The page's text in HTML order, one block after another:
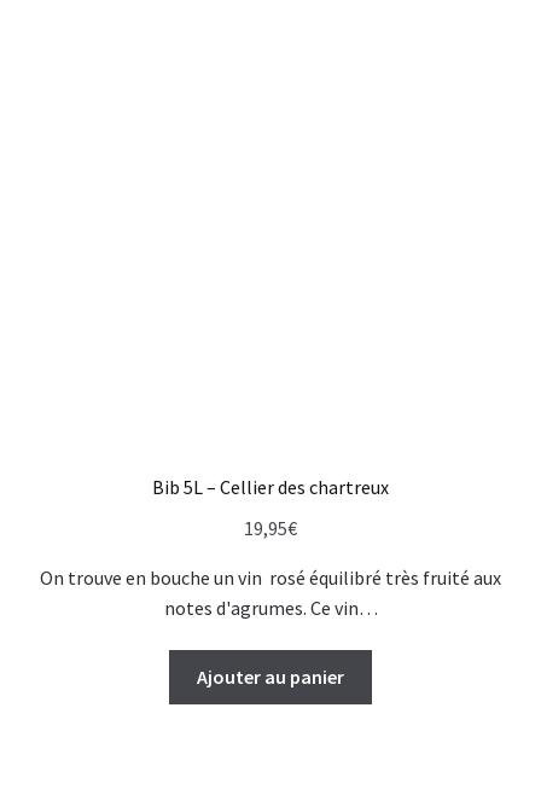
Bib 5L – Cellier des chartreux
19,95€
On trouve en bouche un vin rosé équilibré très fruité aux
notes d'agrumes. Ce vin…
Ajouter au panier